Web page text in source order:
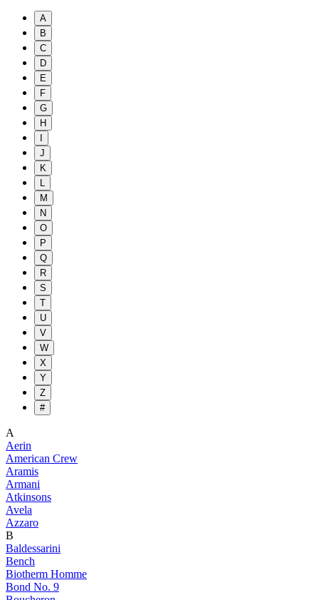
A
B
C
D
E
F
G
H
J
K
L
M
N
O
P
Q
R
S
T
U
V
W
X
Y
Z
#
A
Aerin
American Crew
Aramis
Armani
Atkinsons
Avela
Azzaro
B
Baldessarini
Bench
Biotherm Homme
Bond No. 9